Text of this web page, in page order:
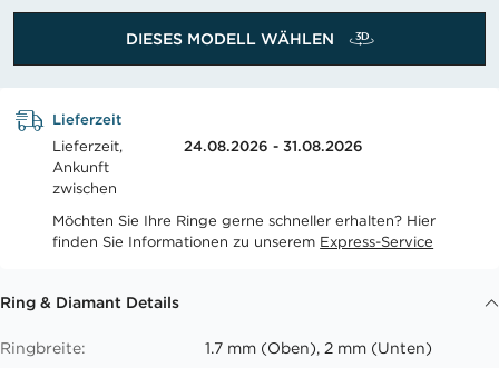
DIESES MODELL WÄHLEN
Lieferzeit
Lieferzeit,
Ankunft
zwischen
24.08.2026 - 31.08.2026
Möchten Sie Ihre Ringe gerne schneller erhalten? Hier
finden Sie Informationen zu unserem Express-Service
Ring & Diamant Details
Ringbreite:
1.7 mm (Oben), 2 mm (Unten)